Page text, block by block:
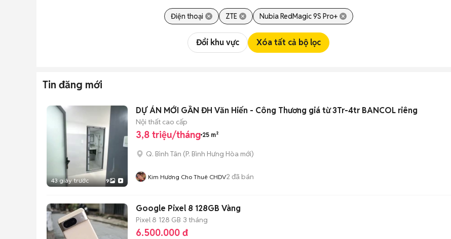
Điện thoại ZTE Nubia RedMagic 9S Pro+
Đổi khu vực Xóa tất cả bộ lọc
Tin đăng mới
43 giây trước 9
DỰ ÁN MỚI GẦN ĐH Văn Hiến - Công Thương giá từ 3Tr-4tr BANCOL riêng
Nội thất cao cấp
3,8 triệu/tháng 25 m²
Q. Bình Tân (P. Bình Hưng Hòa mới)
Kim Hương Cho Thuê CHDV2 đã bán
Google Pixel 8 128GB Vàng
Pixel 8 128 GB 3 tháng
6.500.000 đ